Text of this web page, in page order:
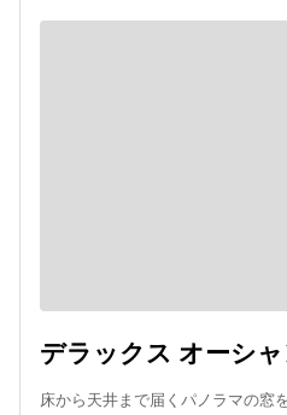
デラックス オーシ
床から天井まで届くパノラマの窓